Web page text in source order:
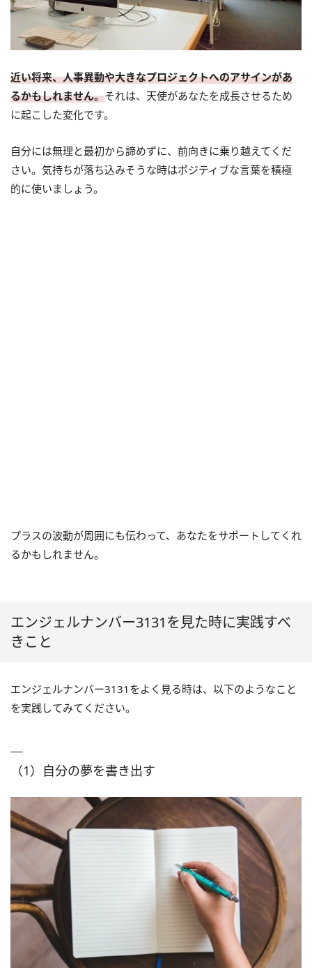
近い将来、人事異動や大きなプロジェクトへのアサインがあ
るかもしれません。それは、天使があなたを成長させるため
に起こした変化です。
自分には無理と最初から諦めずに、前向きに乗り越えてくだ
さい。気持ちが落ち込みそうな時はポジティブな言葉を積極
的に使いましょう。
プラスの波動が周囲にも伝わって、あなたをサポートしてくれ
るかもしれません。
エンジェルナンバー3131を見た時に実践すべ
きこと
エンジェルナンバー3131をよく見る時は、以下のようなこと
を実践してみてください。
（1）自分の夢を書き出す